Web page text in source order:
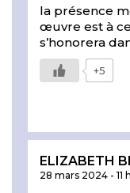
la présence
œuvre est à
s’honorera
+5
ELIZABETH
28 mars 2024 - 11